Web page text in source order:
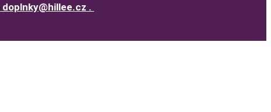
doplnky@hillee.cz .